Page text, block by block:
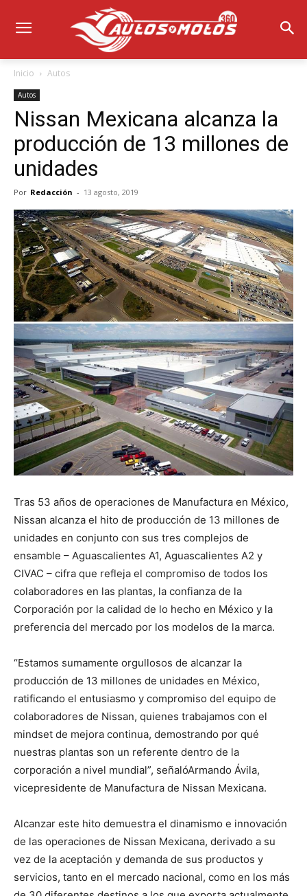
Inicio Autos
Autos
Nissan Mexicana alcanza la
producción de 13 millones de
unidades
Por Redacción - 13 agosto, 2019
Tras 53 años de operaciones de Manufactura en México,
Nissan alcanza el hito de producción de 13 millones de
unidades en conjunto con sus tres complejos de
ensamble – Aguascalientes A1, Aguascalientes A2 y
CIVAC – cifra que refleja el compromiso de todos los
colaboradores en las plantas, la confianza de la
Corporación por la calidad de lo hecho en México y la
preferencia del mercado por los modelos de la marca.
“Estamos sumamente orgullosos de alcanzar la
producción de 13 millones de unidades en México,
ratificando el entusiasmo y compromiso del equipo de
colaboradores de Nissan, quienes trabajamos con el
mindset de mejora continua, demostrando por qué
nuestras plantas son un referente dentro de la
corporación a nivel mundial”, señalóArmando Ávila,
vicepresidente de Manufactura de Nissan Mexicana.
Alcanzar este hito demuestra el dinamismo e innovación
de las operaciones de Nissan Mexicana, derivado a su
vez de la aceptación y demanda de sus productos y
servicios, tanto en el mercado nacional, como en los más